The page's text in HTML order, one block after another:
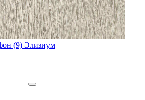
(9) Элизиум